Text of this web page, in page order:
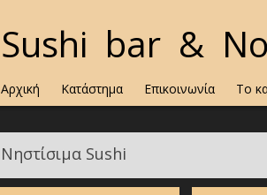
Sushi bar &
Αρχική Κατάστημα Επικοινωνία Το
Νηστίσιμα Sushi